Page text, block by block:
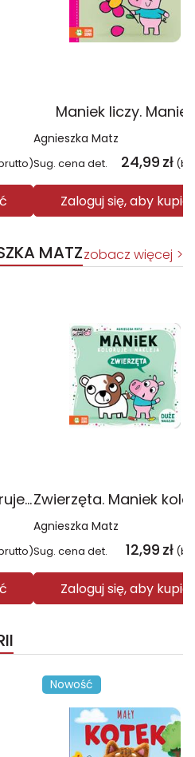
Maniek liczy. Maniek
Agnieszka Matz
Sug. cena det. 24,99 zł
Zaloguj się, aby kupić
MATZzobacz więcej
Zabawki. Maniek koloruje i nakleja
Agnieszka Matz
Sug. cena det. 12,99 zł
Zaloguj się, aby kupić
Nowość